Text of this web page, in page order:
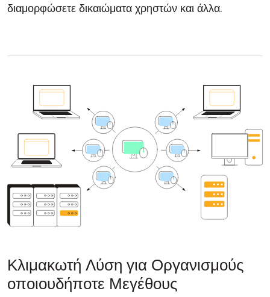
διαμορφώσετε δικαιώματα χρηστών και άλλα.
Κλιμακωτή Λύση για Οργανισμούς
οποιουδήποτε Μεγέθους